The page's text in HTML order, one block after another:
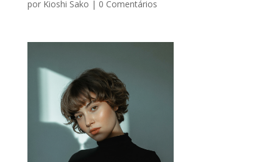
por Kioshi Sako | 0 Comentários